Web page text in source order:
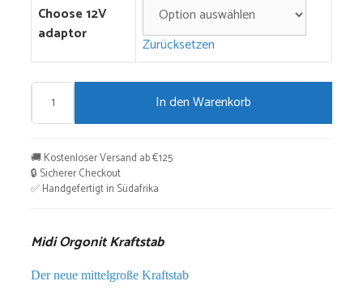
Choose 12V
adaptor
Zurücksetzen
Midi
Orgonit
Kraftstab
Menge
In den Warenkorb
🚚 Kostenloser Versand ab €125
🔒 Sicherer Checkout
✅ Handgefertigt in Südafrika
Midi Orgonit Kraftstab
Der neue mittelgroße Kraftstab